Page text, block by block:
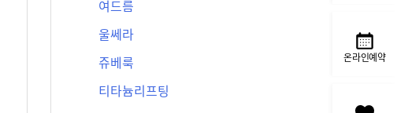
온라인예약
여드름
울쎄라
쥬베룩
티타늄리프팅